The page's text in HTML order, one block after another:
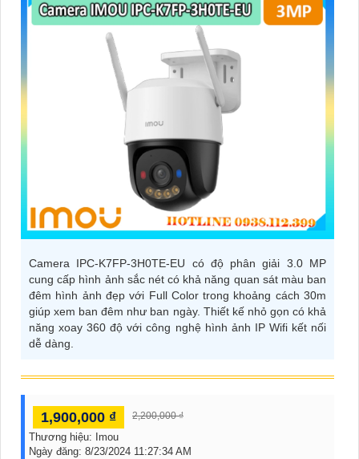
Camera IPC-K7FP-3H0TE-EU có độ phân giải 3.0 MP
cung cấp hình ảnh sắc nét có khả năng quan sát màu ban
đêm hình ảnh đẹp với Full Color trong khoảng cách 30m
giúp xem ban đêm như ban ngày. Thiết kế nhỏ gọn có khả
năng xoay 360 độ với công nghệ hình ảnh IP Wifi kết nối
dễ dàng.
1,900,000 ₫ 2,200,000 ₫
Thương hiệu: Imou
Ngày đăng: 8/23/2024 11:27:34 AM